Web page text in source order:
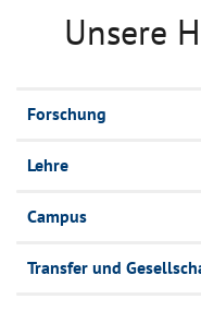
Unsere
Forschung
Lehre
Campus
Transfer und